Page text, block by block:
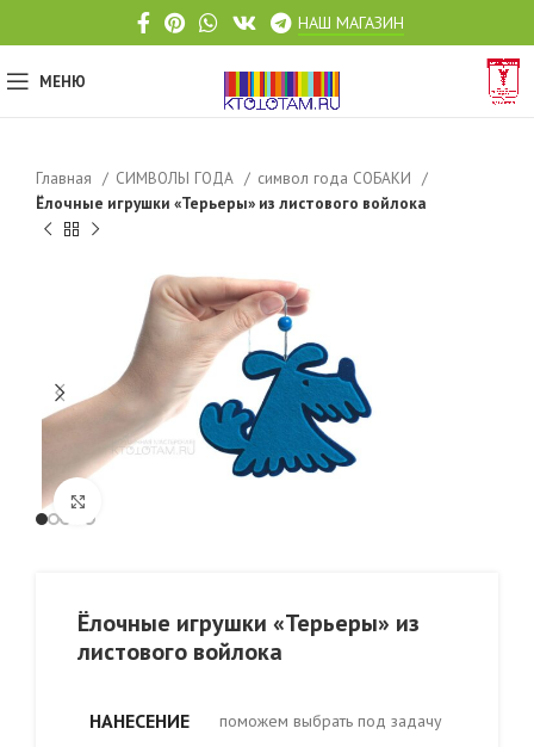
НАШ МАГАЗИН
МЕНЮ
Главная СИМВОЛЫ ГОДА
символ года СОБАКИ
Ёлочные игрушки «Терьеры» из листового войлока
Ёлочные игрушки «Терьеры» из
листового войлока
НАНЕСЕНИЕ поможем выбрать под задачу